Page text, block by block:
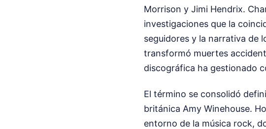
Morrison y Jimi Hendrix.
investigaciones que la
seguidores y la narrativa de
transformó muertes
discográfica ha gestionado
El término se consolidó
británica Amy Winehouse.
entorno de la música rock,